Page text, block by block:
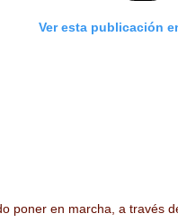
Ver esta publicación
poner en marcha, a través